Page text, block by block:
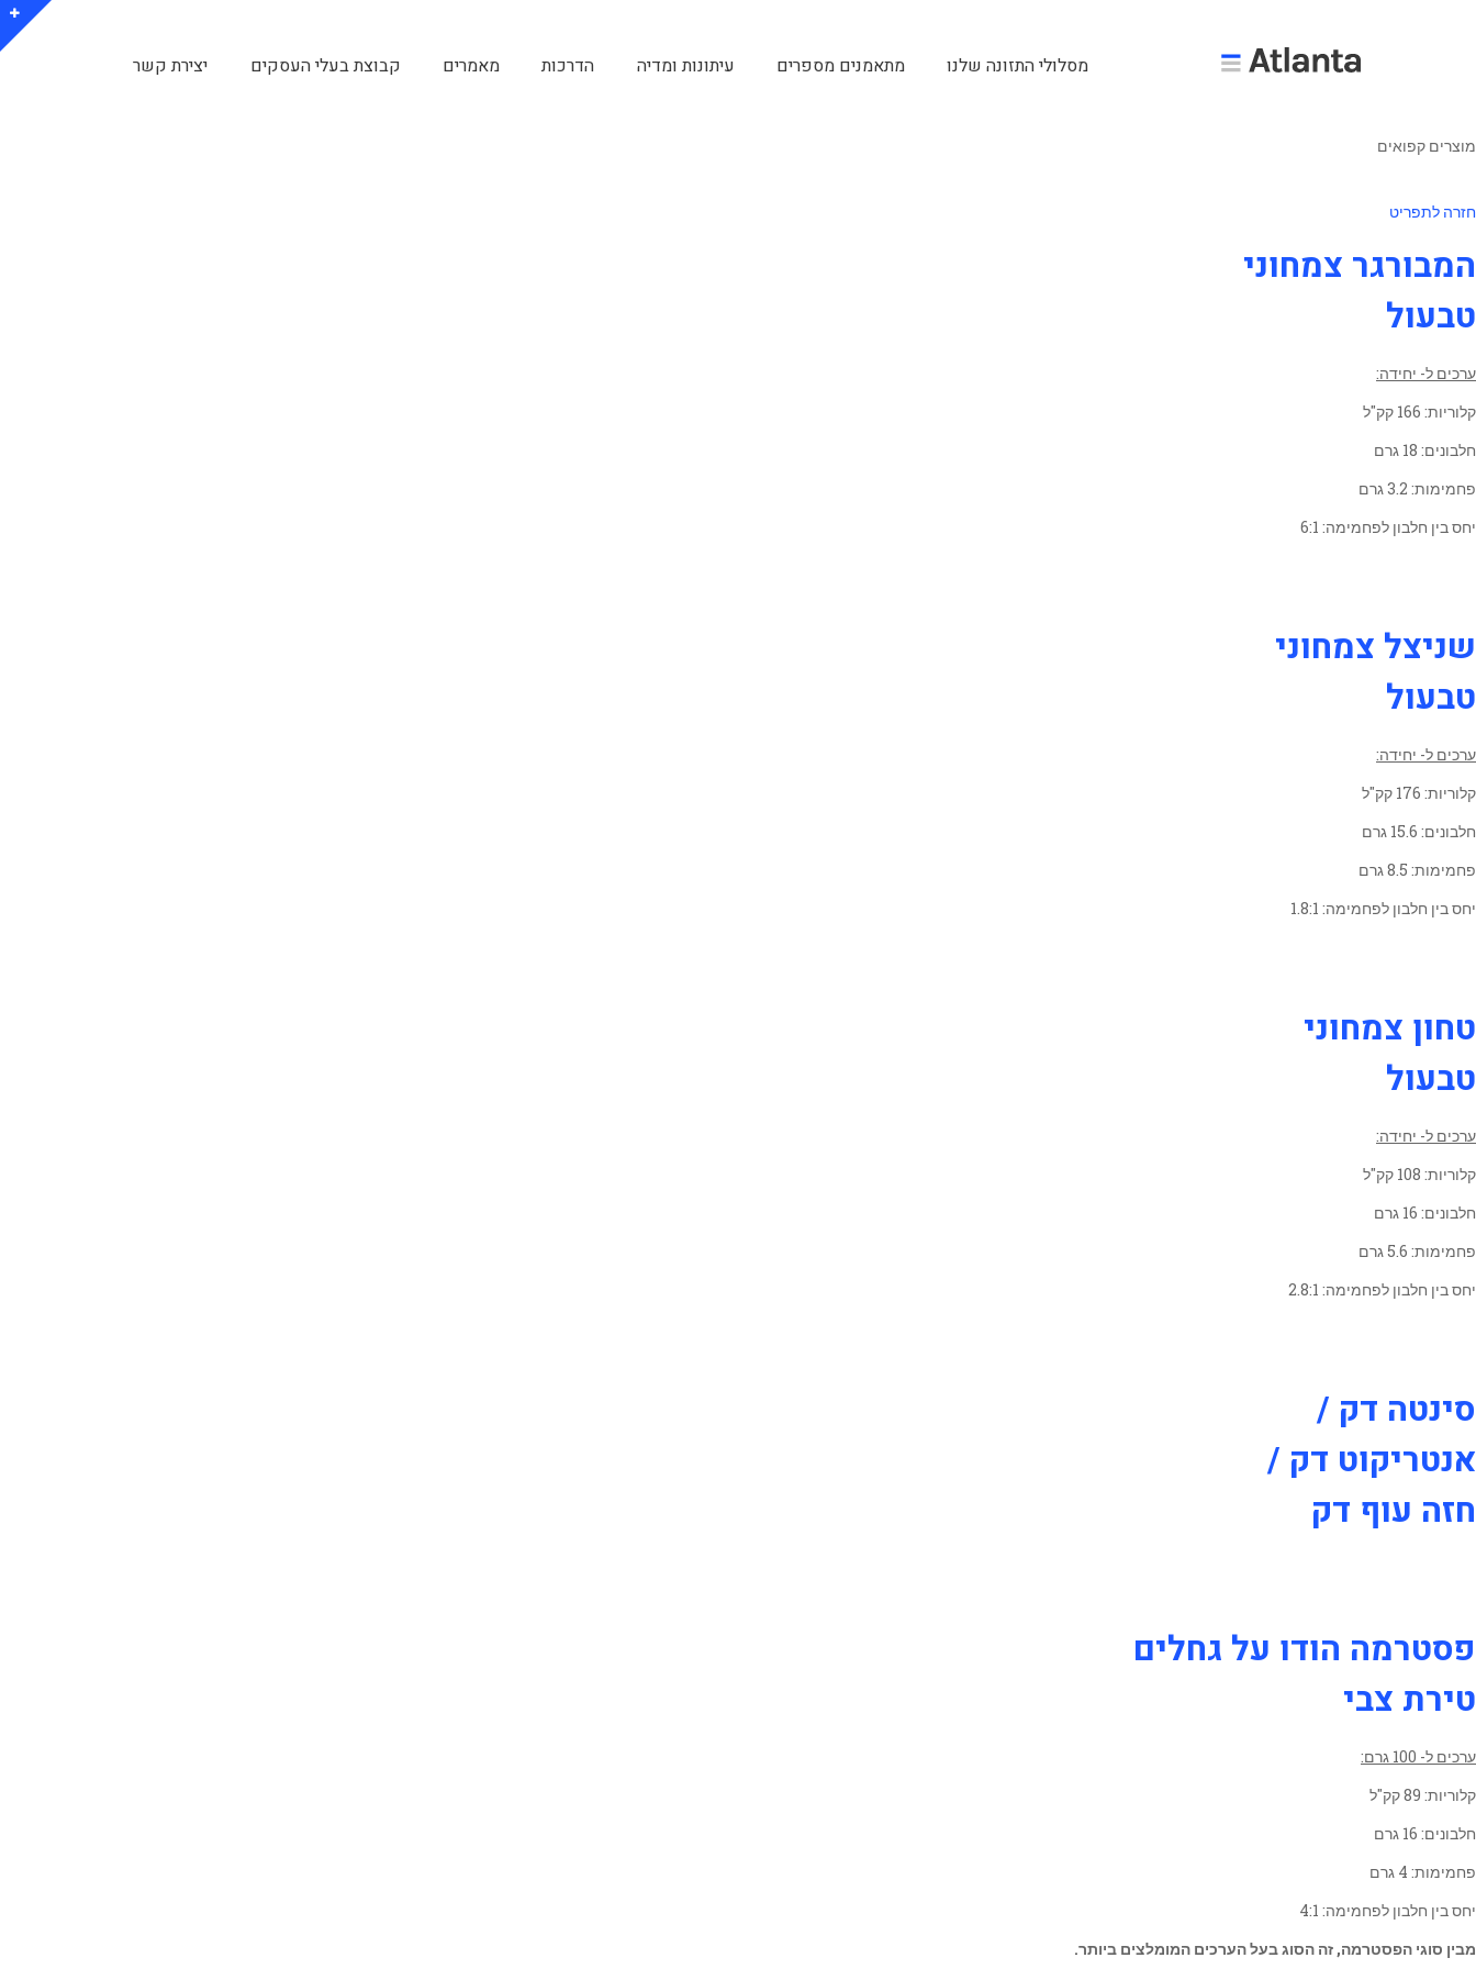
מסלולי התזונה שלנו מתאמנים מספרים עיתונות ומדיה הדרכות מאמרים קבוצת בעלי העסקים יצירת קשר
מוצרים קפואים
חזרה לתפריט
המבורגר צמחוני
טבעול
ערכים ל- יחידה:
קלוריות: 166 קק"ל
חלבונים: 18 גרם
פחמימות: 3.2 גרם
יחס בין חלבון לפחמימה: 6:1
שניצל צמחוני
טבעול
ערכים ל- יחידה:
קלוריות: 176 קק"ל
חלבונים: 15.6 גרם
פחמימות: 8.5 גרם
יחס בין חלבון לפחמימה: 1.8:1
טחון צמחוני
טבעול
ערכים ל- יחידה:
קלוריות: 108 קק"ל
חלבונים: 16 גרם
פחמימות: 5.6 גרם
יחס בין חלבון לפחמימה: 2.8:1
סינטה דק /
אנטריקוט דק /
חזה עוף דק
פסטרמה הודו על גחלים
טירת צבי
ערכים ל- 100 גרם:
קלוריות: 89 קק"ל
חלבונים: 16 גרם
פחמימות: 4 גרם
יחס בין חלבון לפחמימה: 4:1
מבין סוגי הפסטרמה, זה הסוג בעל הערכים המומלצים ביותר.